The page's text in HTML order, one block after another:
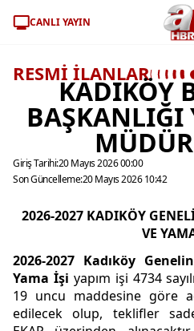
CANLI YAYIN
RESMİ İLANLAR
KADIKÖY
BAŞKANLIĞI
Giriş Tarihi:20 Mayıs 2026 00:00
Son Güncelleme:20 Mayıs 2026 10:42
2026-2027 KADIKÖY
VE
2026-2027 Kadıköy
Yama İşi yapım işi 4734
19 uncu maddesine göre
edilecek olup, teklifler